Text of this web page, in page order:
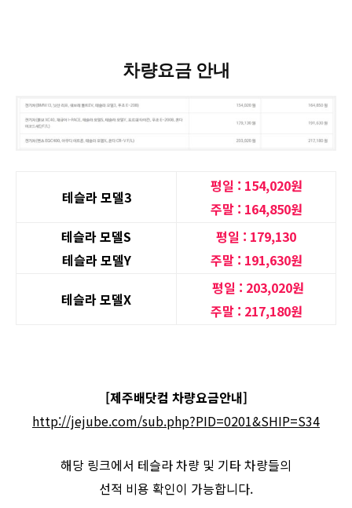
차량요금 안내
테슬라 모델3
평일 : 154,020원
주말 : 164,850원
테슬라 모델S
테슬라 모델Y
평일 : 179,130
주말 : 191,630원
테슬라 모델X
평일 : 203,020원
주말 : 217,180원
[제주배닷컴 차량요금안내]
http://jejube.com/sub.php?PID=0201&SHIP=S34
해당 링크에서 테슬라 차량 및 기타 차량들의
선적 비용 확인이 가능합니다.